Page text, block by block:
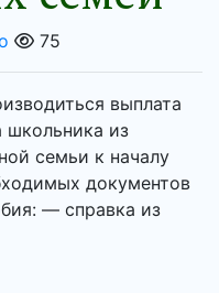
75
выплата
школьника из
семьи к началу
документов
— справка из